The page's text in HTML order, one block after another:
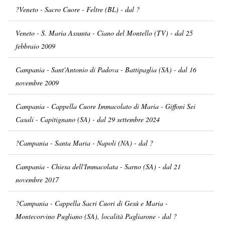
?Veneto - Sacro Cuore - Feltre (BL) - dal ?
Veneto - S. Maria Assunta - Ciano del Montello (TV) - dal 25
febbraio 2009
Campania - Sant'Antonio di Padova - Battipaglia (SA) - dal 16
novembre 2009
Campania - Cappella Cuore Immacolato di Maria - Giffoni Sei
Casali - Capitignano (SA) - dal 29 settembre 2024
?Campania - Santa Maria - Napoli (NA) - dal ?
Campania - Chiesa dell'Immacolata - Sarno (SA) - dal 21
novembre 2017
?Campania - Cappella Sacri Cuori di Gesù e Maria -
Montecorvino Pugliano (SA), località Pagliarone - dal ?